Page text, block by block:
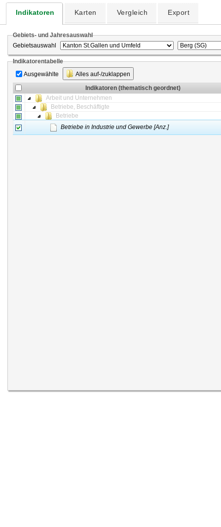
Indikatoren Karten Vergleich Export
Gebiets- und Jahresauswahl
Gebietsauswahl
Indikatorentabelle
Ausgewählte
Alles auf-/zuklappen
Indikatoren (thematisch geordnet)
Arbeit und Unternehmen
Betriebe, Beschäftigte
Betriebe
Betriebe in Industrie und Gewerbe [Anz.]